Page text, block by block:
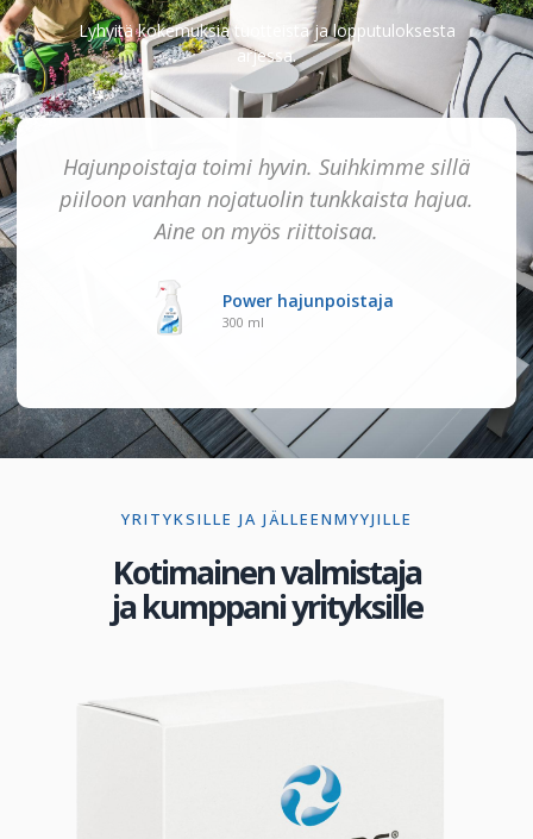
Lyhyitä kokemuksia tuotteista ja lopputuloksesta
arjessa.
Hajunpoistaja toimi hyvin. Suihkimme sillä
piiloon vanhan nojatuolin tunkkaista hajua.
Aine on myös riittoisaa.
Power hajunpoistaja
300 ml
YRITYKSILLE JA JÄLLEENMYYJILLE
Kotimainen valmistaja
ja kumppani yrityksille